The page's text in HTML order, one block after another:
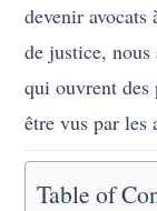
devenir avocats
de justice,
qui ouvrent des
être vus par les
Table of